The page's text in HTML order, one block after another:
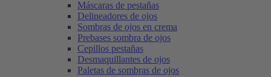
Máscaras de pestañas
Delineadores de ojos
Sombras de ojos en crema
Prebases sombra de ojos
Cepillos pestañas
Desmaquillantes de ojos
Paletas de sombras de ojos